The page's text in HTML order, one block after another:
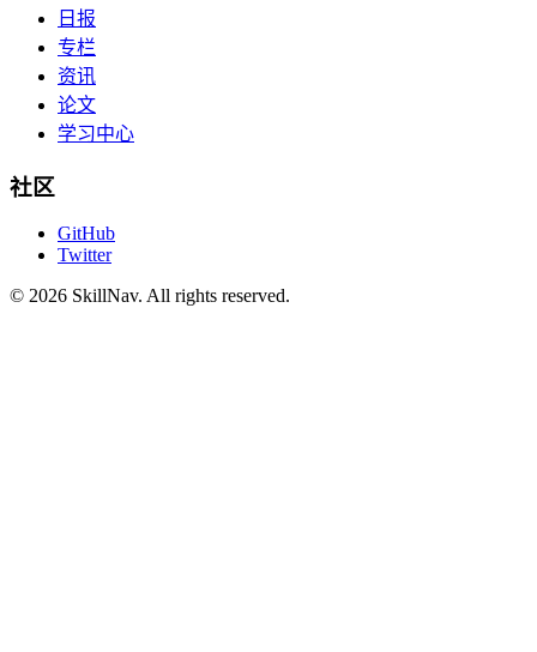
日报
专栏
资讯
论文
学习中心
社区
GitHub
Twitter
© 2026 SkillNav. All rights reserved.